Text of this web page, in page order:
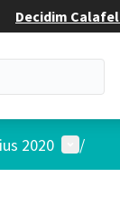
Decidim
2020 Menú
/